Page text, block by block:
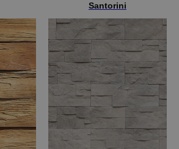
Santorini